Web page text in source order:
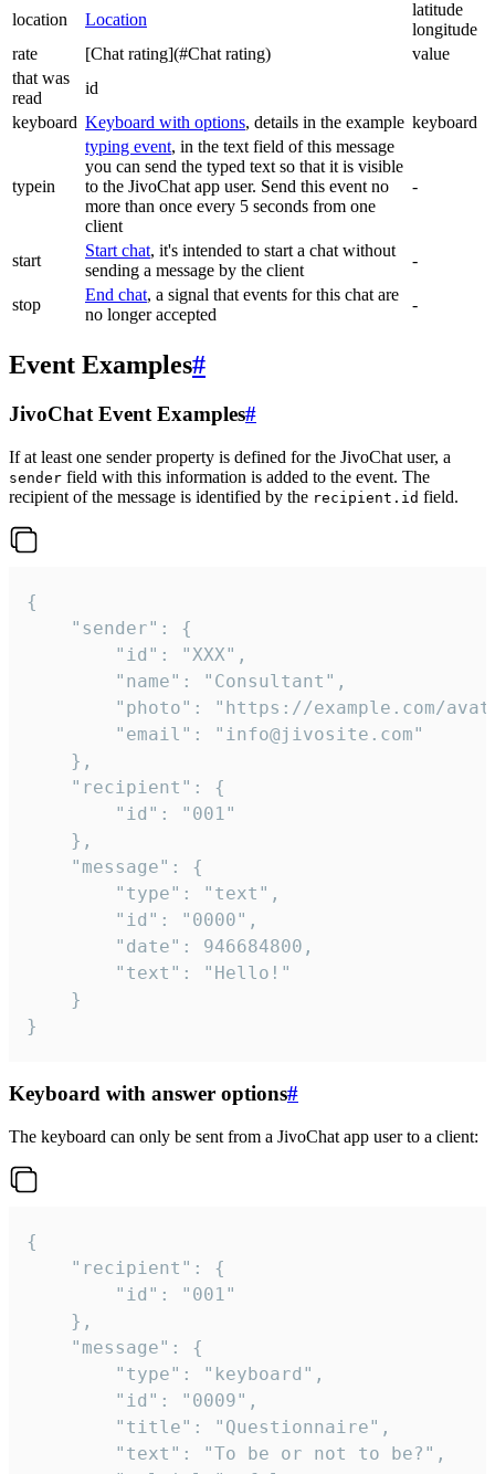
location Location
latitude
longitude
rate
[Chat rating](#Chat rating)
value
that was
read
id
keyboard Keyboard with options, details in the example keyboard
typein
typing event, in the text field of this message
you can send the typed text so that it is visible
to the JivoChat app user. Send this event no
more than once every 5 seconds from one
client
-
start
Start chat, it's intended to start a chat without
sending a message by the client
-
stop
End chat, a signal that events for this chat are
no longer accepted
-
Event Examples#
JivoChat Event Examples#
If at least one sender property is defined for the JivoChat user, a
sender field with this information is added to the event. The
recipient of the message is identified by the recipient.id field.
{
}
Keyboard with answer options#
The keyboard can only be sent from a JivoChat app user to a client:
{